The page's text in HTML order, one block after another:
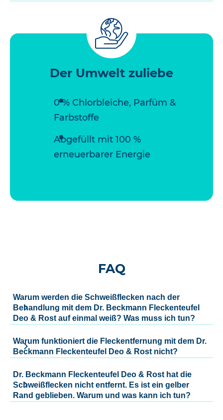
Der Umwelt zuliebe
0 % Chlorbleiche, Parfüm &
Farbstoffe
Abgefüllt mit 100 %
erneuerbarer Energie
FAQ
Warum werden die Schweißflecken nach der
Behandlung mit dem Dr. Beckmann Fleckenteufel
Deo & Rost auf einmal weiß? Was muss ich tun?
Warum funktioniert die Fleckentfernung mit dem Dr.
Beckmann Fleckenteufel Deo & Rost nicht?
Dr. Beckmann Fleckenteufel Deo & Rost hat die
Schweißflecken nicht entfernt. Es ist ein gelber
Rand geblieben. Warum und was kann ich tun?